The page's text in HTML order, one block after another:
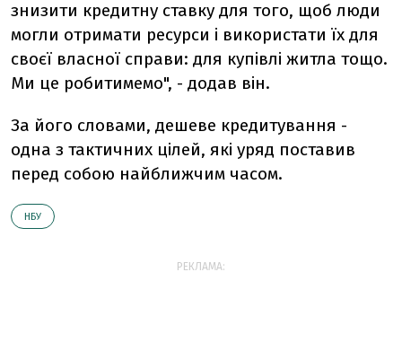
знизити кредитну ставку для того, щоб люди
могли отримати ресурси і використати їх для
своєї власної справи: для купівлі житла тощо.
Ми це робитимемо", - додав він.
За його словами, дешеве кредитування -
одна з тактичних цілей, які уряд поставив
перед собою найближчим часом.
НБУ
РЕКЛАМА: